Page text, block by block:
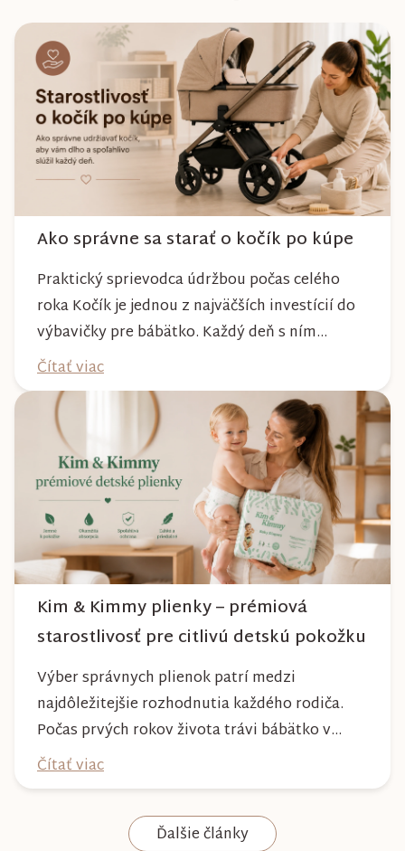
Ako správne sa starať o kočík po kúpe
Praktický sprievodca údržbou počas celého
roka Kočík je jednou z najväčších investícií do
výbavičky pre bábätko. Každý deň s ním
absolvujete prechádzky po meste, v parkoch,
na lesných chodníkoch aj počas nepriaznivého
počasia. Pravidelnou starostlivosťou si však
môžete byť istí, že vám bude spoľahlivo slúžiť
dlhé roky a zachová si svoj krásny vzhľ...
Čítať viac
Kim & Kimmy plienky – prémiová
starostlivosť pre citlivú detskú pokožku
Výber správnych plienok patrí medzi
najdôležitejšie rozhodnutia každého rodiča.
Počas prvých rokov života trávi bábätko v
plienke väčšinu dňa, preto by mala poskytovať
nielen spoľahlivú ochranu, ale aj maximálny
komfort a šetrnosť k citlivej pokožke. Plienky
Kim & Kimmy boli vyvinuté s dôrazom na
Čítať viac
Ďalšie články